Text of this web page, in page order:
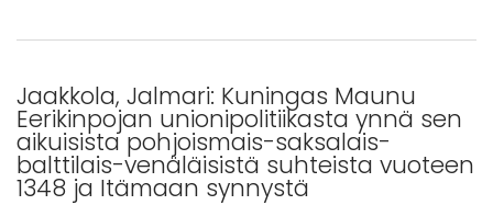
Jaakkola, Jalmari: Kuningas Maunu
Eerikinpojan unionipolitiikasta ynnä sen
aikuisista pohjoismais-saksalais-
balttilais-venäläisistä suhteista vuoteen
1348 ja Itämaan synnystä